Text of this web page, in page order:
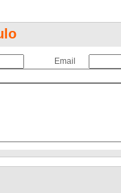
Email